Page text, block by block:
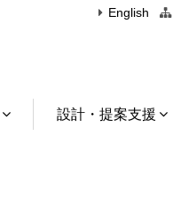
English
設計・提案支援